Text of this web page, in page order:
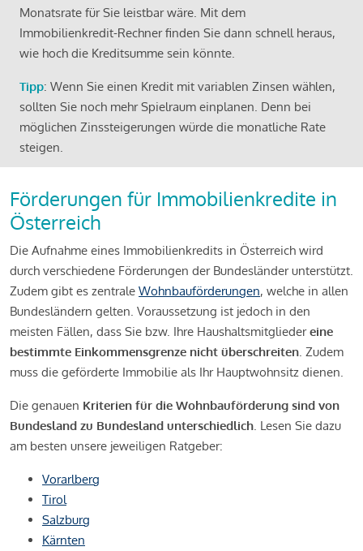
Monatsrate für Sie leistbar wäre. Mit dem
Immobilienkredit-Rechner finden Sie dann schnell heraus,
wie hoch die Kreditsumme sein könnte.
Tipp: Wenn Sie einen Kredit mit variablen Zinsen wählen,
sollten Sie noch mehr Spielraum einplanen. Denn bei
möglichen Zinssteigerungen würde die monatliche Rate
steigen.
Förderungen für Immobilienkredite in
Österreich
Die Aufnahme eines Immobilienkredits in Österreich wird
durch verschiedene Förderungen der Bundesländer unterstützt.
Zudem gibt es zentrale Wohnbauförderungen, welche in allen
Bundesländern gelten. Voraussetzung ist jedoch in den
meisten Fällen, dass Sie bzw. Ihre Haushaltsmitgliedereine
bestimmte Einkommensgrenze nicht überschreiten. Zudem
muss die geförderte Immobilie als Ihr Hauptwohnsitz dienen.
Die genauen Kriterien für die Wohnbauförderung sind von
Bundesland zu Bundesland unterschiedlich. Lesen Sie dazu
am besten unsere jeweiligen Ratgeber:
Vorarlberg
Tirol
Salzburg
Kärnten